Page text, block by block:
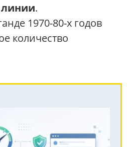
линии.
1970-80-х годов
количество